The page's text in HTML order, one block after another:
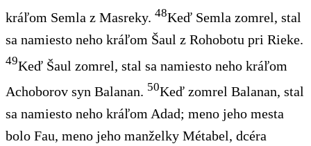
kráľom Semla z Masreky. 48Keď Semla zomrel, stal
sa namiesto neho kráľom Šaul z Rohobotu pri Rieke.
49Keď Šaul zomrel, stal sa namiesto neho kráľom
Achoborov syn Balanan. 50Keď zomrel Balanan, stal
sa namiesto neho kráľom Adad; meno jeho mesta
bolo Fau, meno jeho manželky Métabel, dcéra